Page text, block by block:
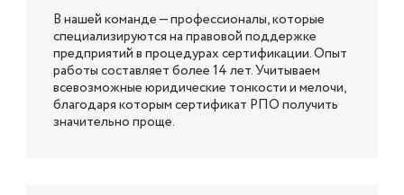
В нашей команде — профессионалы, которые
специализируются на правовой поддержке
предприятий в процедурах сертификации. Опыт
работы составляет более 14 лет. Учитываем
всевозможные юридические тонкости и мелочи,
благодаря которым сертификат РПО получить
значительно проще.